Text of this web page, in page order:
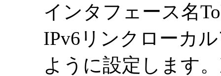
インタフェース名
IPv6リンクローカ
ように設定します